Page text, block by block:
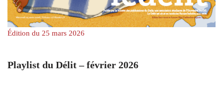
Édition du 25 mars 2026
Playlist du Délit – février 2026